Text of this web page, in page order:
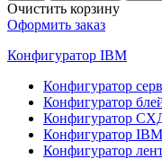
Очистить корзину
Оформить заказ
Конфигуратор IBM
Конфигуратор
Конфигуратор
Конфигуратор
Конфигуратор
Конфигуратор